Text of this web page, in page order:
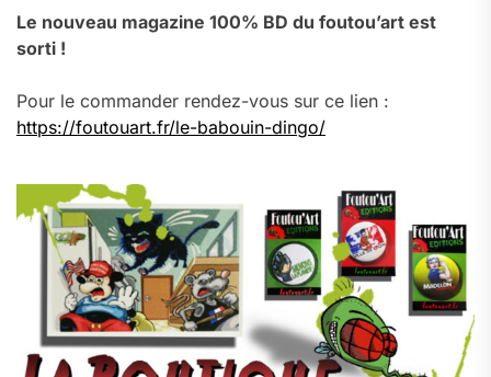
Le nouveau magazine 100% BD du foutou’art est
sorti !
Pour le commander rendez-vous sur ce lien :
https://foutouart.fr/le-babouin-dingo/